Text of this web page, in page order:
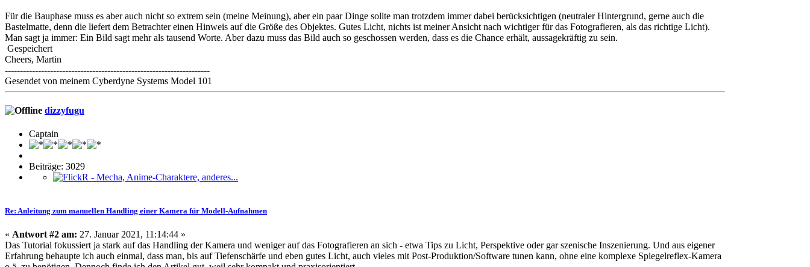
Für die Bauphase muss es aber auch nicht so extrem sein (meine Meinung), aber ein paar Dinge sollte man trotzdem immer dabei berücksichtigen (neutraler Hintergrund, gerne auch die
Bastelmatte, denn die liefert dem Betrachter einen Hinweis auf die Größe des Objektes. Gutes Licht, nichts ist meiner Ansicht nach wichtiger für das Fotografieren, als das richtige Licht).
Man sagt ja immer: Ein Bild sagt mehr als tausend Worte. Aber dazu muss das Bild auch so geschossen werden, dass es die Chance erhält, aussagekräftig zu sein.
Gespeichert
Cheers, Martin
--------------------------------------------------------------------
Gesendet von meinem Cyberdyne Systems Model 101
dizzyfugu
Captain
Beiträge: 3029
Re: Anleitung zum manuellen Handling einer Kamera für Modell-Aufnahmen
« Antwort #2 am: 27. Januar 2021, 11:14:44 »
Das Tutorial fokussiert ja stark auf das Handling der Kamera und weniger auf das Fotografieren an sich - etwa Tips zu Licht, Perspektive oder gar szenische Inszenierung. Und aus eigener
Erfahrung behaupte ich auch einmal, dass man, bis auf Tiefenschärfe und eben gutes Licht, auch vieles mit Post-Produktion/Software tunen kann, ohne eine komplexe Spiegelreflex-Kamera